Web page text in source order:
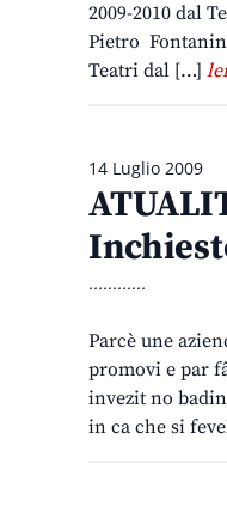
2009-2010 dal
Pietro
Teatri dal […]
14 Luglio 2009
............
Parcè une
promovi e par
invezit no
in ca che si